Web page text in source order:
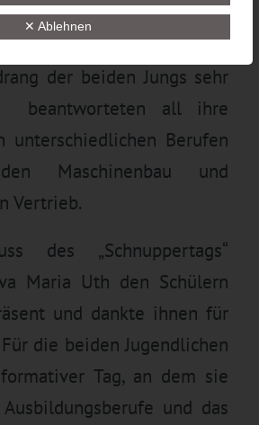
Einblicke in die Praxis
UTH-Mitarbeiter waren von
der beiden Jungs sehr
beantworteten all ihre
unterschiedlichen Berufen
Maschinenbau und
Vertrieb.
des „Schnuppertags“
Maria Uth den Schülern
und dankte ihnen für
die beiden Jugendlichen
Tag, an dem sie
und das
✕ Ablehnen